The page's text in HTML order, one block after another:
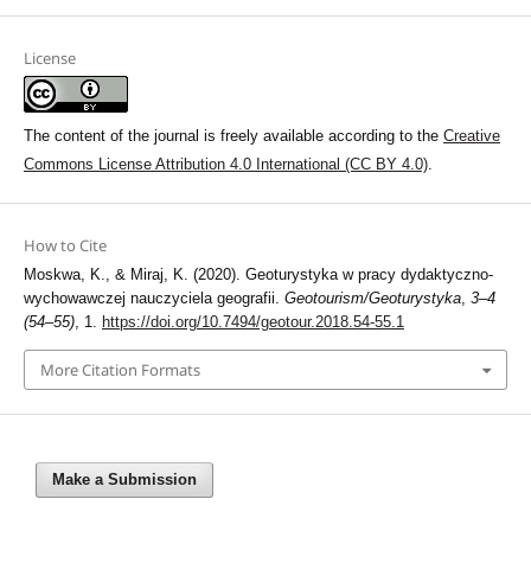
License
The content of the journal is freely available according to the Creative
Commons License Attribution 4.0 International (CC BY 4.0).
How to Cite
Moskwa, K., & Miraj, K. (2020). Geoturystyka w pracy dydaktyczno-
wychowawczej nauczyciela geografii. Geotourism/Geoturystyka, 3–4
(54–55), 1. https://doi.org/10.7494/geotour.2018.54-55.1
More Citation Formats
Make a Submission